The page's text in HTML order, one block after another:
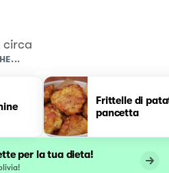
circa
Frittelle di
pancetta
per la tua dieta!